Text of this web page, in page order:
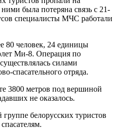
была потеряна связь с 21-
специалисты МЧС работали
80 человек, 24 единицы
Ми-8. Операция по
силами
спасательного отряда.
3800 метров под вершиной
не оказалось.
белорусских туристов